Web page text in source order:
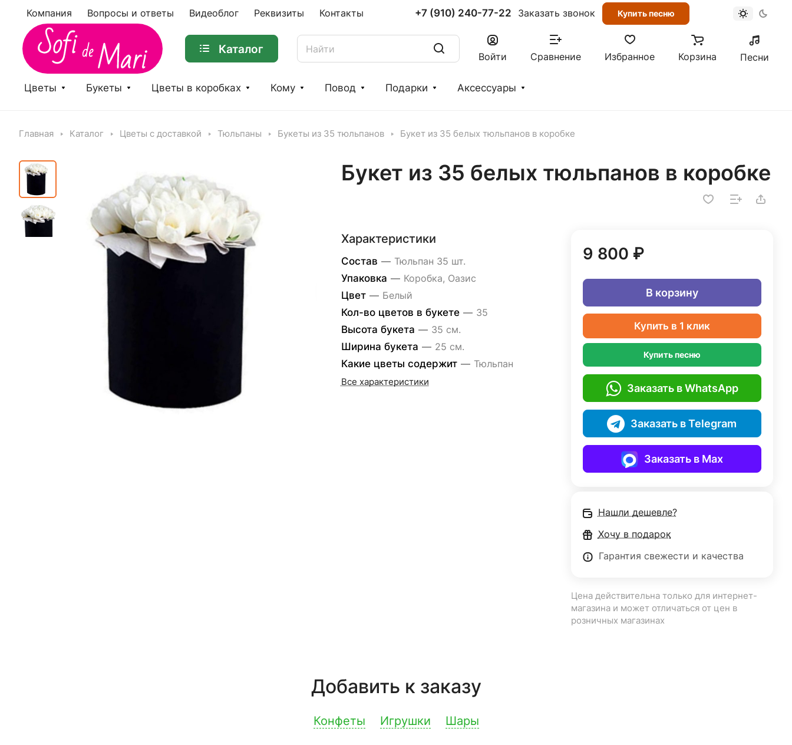
Компания Вопросы и ответы Видеоблог Реквизиты Контакты +7 (910) 240-77-22 Заказать звонок Купить песню
Каталог
Войти Сравнение Избранное Корзина Песни
Цветы Букеты Цветы в коробках Кому Повод Подарки Аксессуары
Главная Каталог Цветы с доставкой Тюльпаны Букеты из 35 тюльпанов Букет из 35 белых тюльпанов в коробке
Букет из 35 белых тюльпанов в коробке
Характеристики
Состав — Тюльпан 35 шт.
Упаковка — Коробка, Оазис
Цвет — Белый
Кол-во цветов в букете — 35
Высота букета — 35 см.
Ширина букета — 25 см.
Какие цветы содержит — Тюльпан
Все характеристики
9 800 ₽
В корзину
Купить в 1 клик
Купить песню
Заказать в WhatsApp
Заказать в Telegram
Заказать в Max
Нашли дешевле?
Хочу в подарок
Гарантия свежести и качества
Цена действительна только для интернет-
магазина и может отличаться от цен в
розничных магазинах
Добавить к заказу
Конфеты Игрушки Шары